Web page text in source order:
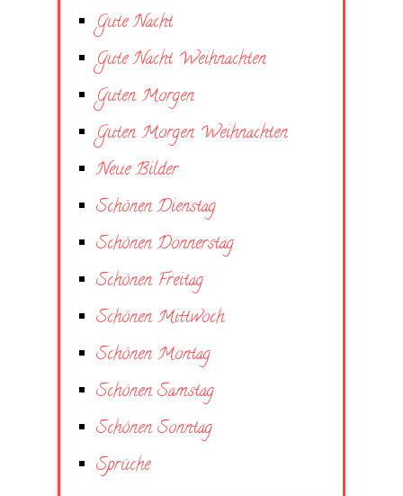
Gute Nacht
Gute Nacht Weihnachten
Guten Morgen
Guten Morgen Weihnachten
Neue Bilder
Schönen Dienstag
Schönen Donnerstag
Schönen Freitag
Schönen Mittwoch
Schönen Montag
Schönen Samstag
Schönen Sonntag
Sprüche